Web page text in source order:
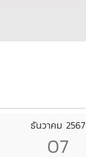
ธันวาคม 2567
07